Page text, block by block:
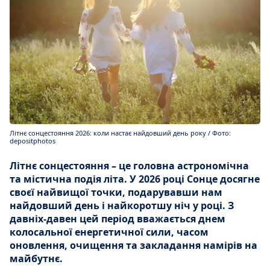
Літнє сонцестояння 2026: коли настає найдовший день року / Фото:
depositphotos
Літнє сонцестояння – це головна астрономічна
та містична подія літа. У 2026 році Сонце досягне
своєї найвищої точки, подарувавши нам
найдовший день і найкоротшу ніч у році. З
давніх-давен цей період вважається днем
колосальної енергетичної сили, часом
оновлення, очищення та закладання намірів на
майбутнє.